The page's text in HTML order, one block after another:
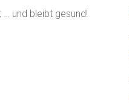
und bleibt gesund!